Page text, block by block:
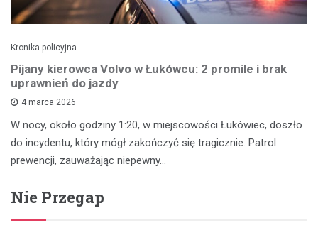
Kronika policyjna
Pijany kierowca Volvo w Łukówcu: 2 promile i brak
uprawnień do jazdy
4 marca 2026
W nocy, około godziny 1:20, w miejscowości Łukówiec, doszło
do incydentu, który mógł zakończyć się tragicznie. Patrol
prewencji, zauważając niepewny…
Nie Przegap